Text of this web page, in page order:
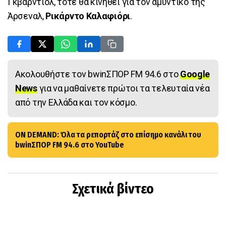
Άρσεναλ,Ρικάρντο Καλαφιόρι.
Ακολουθήστε τον bwinΣΠΟΡ FM 94.6 στοGoogle
Newsγια να μαθαίνετε πρώτοι τα τελευταία νέα
από την Ελλάδα και τον κόσμο.
ON DEMAND: Όλα τα ρεπορτάζ στο επίσημο κανάλι του
bwinΣΠΟΡ FM 94.6 στο YouTube
Σχετικά βίντεο